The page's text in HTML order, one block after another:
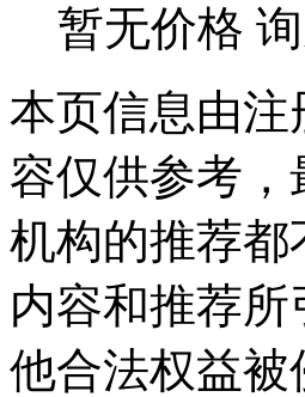
暂无价格
本页信息由
容仅供参考
机构的推荐
内容和推荐
他合法权益